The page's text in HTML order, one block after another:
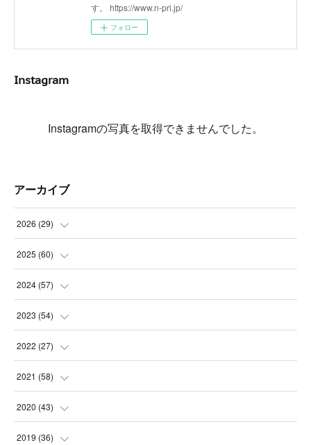
す。 https://www.n-pri.jp/
フォロー
Instagram
Instagramの写真を取得できませんでした。
アーカイブ
2026 (29)
(5
(3
(7
(6
2025 (60)
(3
(3
(3
(2
2024 (57)
(4
(5
(2
(6
2023 (54)
(6
(8
(9
(6
2022 (27)
(1
(3
(3
2021 (58)
(1
(5
2020 (43)
(5
2019 (36)